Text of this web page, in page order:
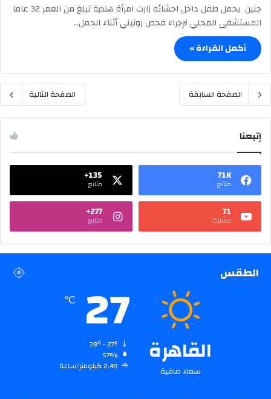
جنين يحمل طفل داخل احشائه زارت امرأة هندية تبلغ من العمر 32 عاما
المستشفى المحلي لإجراء فحص روتيني أثناء الحمل…
أكمل القراءة »
الصفحة السابقة الصفحة التالية
إتبعنا
71K
متابع
135+
متابع
71
مشترك
277+
متابع
الطقس
القاهرة
سماء صافية
27
℃
57%
2.49 كيلومتر/ساعة